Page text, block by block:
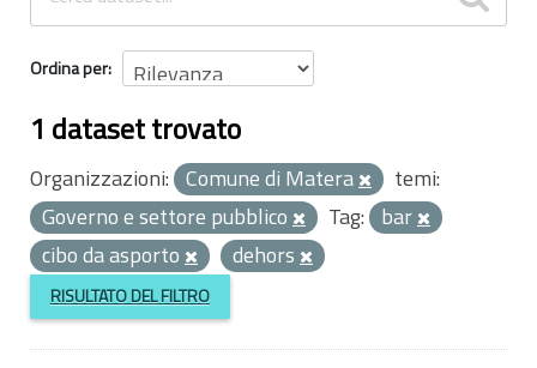
Ordina per
1 dataset trovato
Organizzazioni: Comune di Matera
temi:
Governo e settore pubblico
Tag: bar
cibo da asporto
dehors
RISULTATO DEL FILTRO